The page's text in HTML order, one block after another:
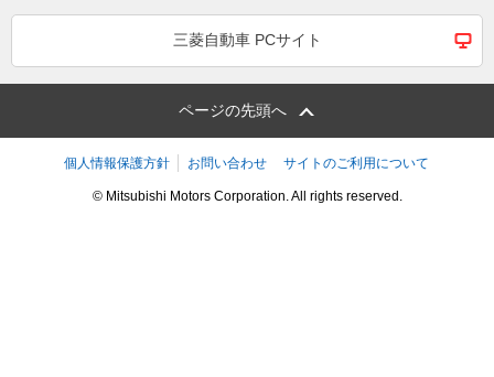
三菱自動車 PCサイト
ページの先頭へ
個人情報保護方針 お問い合わせ サイトのご利用について
© Mitsubishi Motors Corporation. All rights reserved.